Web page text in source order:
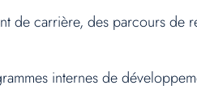
de carrière, des parcours
internes de